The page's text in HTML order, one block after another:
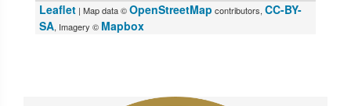
Leaflet | Map data ©OpenStreetMap contributors, CC-BY-
SA, Imagery © Mapbox